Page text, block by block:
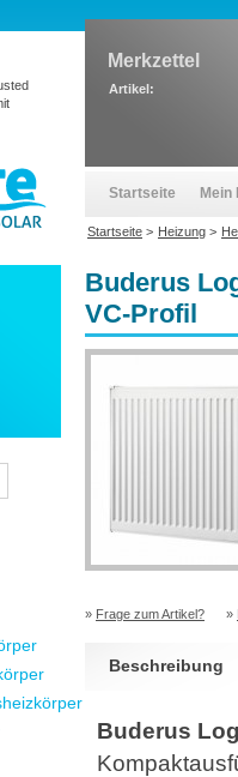
Buderus
VC-Profil
» Frage zum Artikel? »
Beschreibung
Buderus
Merkzettel
Artikel:
Startseite Mein
Startseite > Heizung >